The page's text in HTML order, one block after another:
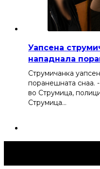
Уапсена
нападнала
Струмичанка
поранешната снаа.
во Струмица,
Струмица…